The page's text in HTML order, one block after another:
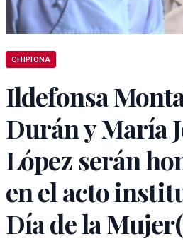
CHIPIONA
Ildefonsa
Durán y María
López serán
en el acto
Día de la